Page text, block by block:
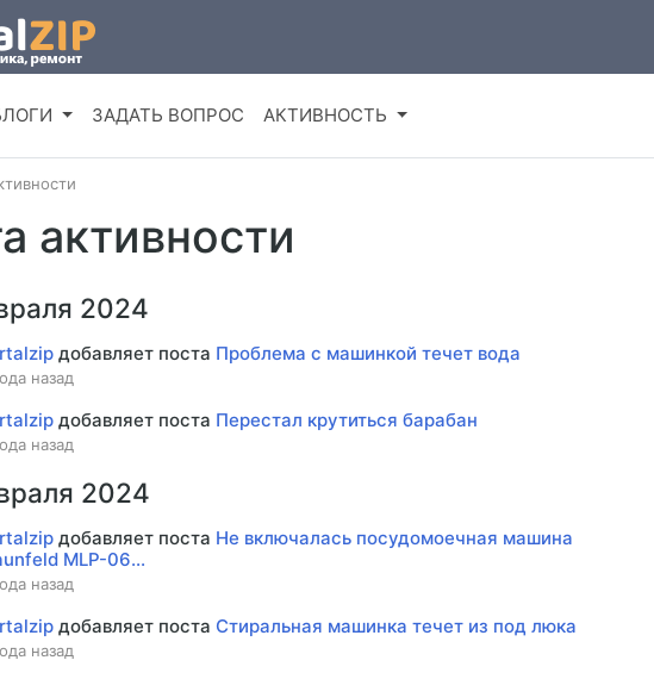
ЗАДАТЬ ВОПРОС АКТИВНОСТЬ
активности
2024
добавляет поста Проблема с машинкой течет вода
назад
добавляет поста Перестал крутиться барабан
назад
2024
добавляет поста Не включалась посудомоечная машина
MLP-06...
назад
добавляет поста Стиральная машинка течет из под люка
назад